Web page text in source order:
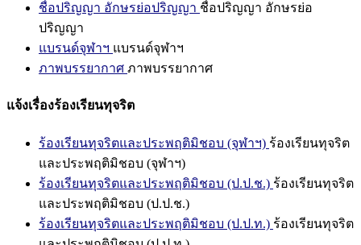
ชื่อปริญญา อักษรย่อปริญญา ชื่อปริญญา อักษรย่อ
ปริญญา
แบรนด์จุฬาฯ แบรนด์จุฬาฯ
ภาพบรรยากาศ ภาพบรรยากาศ
แจ้งเรื่องร้องเรียนทุจริต
ร้องเรียนทุจริตและประพฤติมิชอบ (จุฬาฯ) ร้องเรียนทุจริต
และประพฤติมิชอบ (จุฬาฯ)
ร้องเรียนทุจริตและประพฤติมิชอบ (ป.ป.ช.) ร้องเรียนทุจริต
และประพฤติมิชอบ (ป.ป.ช.)
ร้องเรียนทุจริตและประพฤติมิชอบ (ป.ป.ท.) ร้องเรียนทุจริต